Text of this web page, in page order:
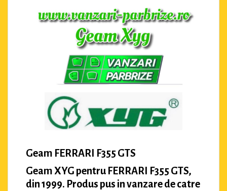
Geam FERRARI F355 GTS
Geam XYG pentru FERRARI F355 GTS,
din 1999. Produs pus in vanzare de catre